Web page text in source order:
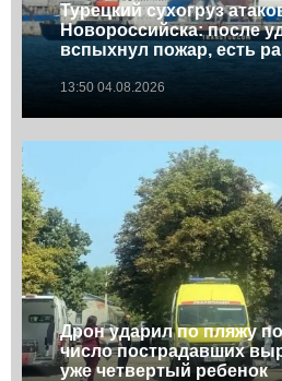
Турецкий сухогруз
Новороссийска: после
вспыхнул пожар, есть
13:50 04.08.2026
Дрон ударил по пляжу
число пострадавших
уже четвертый ребенок